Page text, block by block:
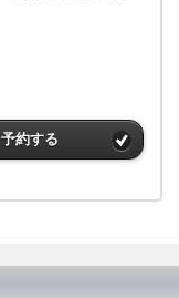
予約する